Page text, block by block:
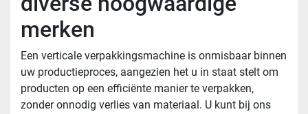
merken
Een verticale verpakkingsmachine is onmisbaar binnen
uw productieproces, aangezien het u in staat stelt om
producten op een efficiënte manier te verpakken,
zonder onnodig verlies van materiaal. U kunt bij ons